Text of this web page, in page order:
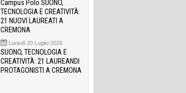
Campus Polo SUONO,
TECNOLOGIA E CREATIVITÀ:
21 NUOVI LAUREATI A
CREMONA
Lunedì 20 Luglio 2026
SUONO, TECNOLOGIA E
CREATIVITÀ: 21 LAUREANDI
PROTAGONISTI A CREMONA